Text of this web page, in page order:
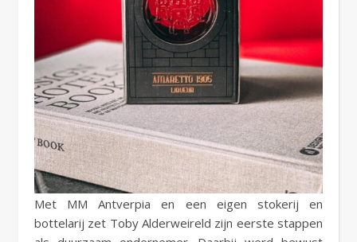
Met MM Antverpia en een eigen stokerij en
bottelarij zet Toby Alderweireld zijn eerste stappen